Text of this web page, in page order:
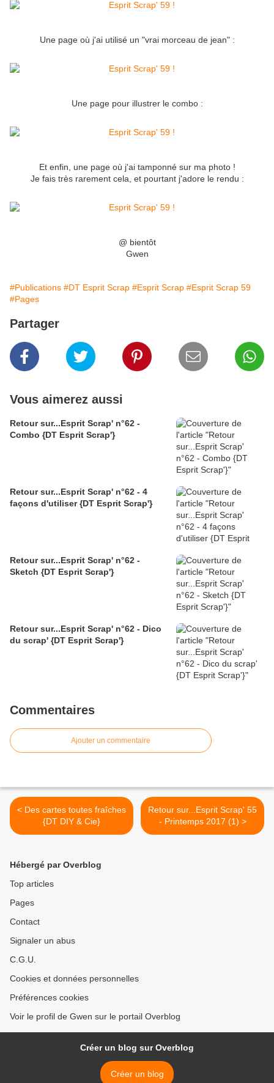
Une page où j'ai utilisé un "vrai morceau de jean" :
Une page pour illustrer le combo :
Et enfin, une page où j'ai tamponné sur ma photo !
Je fais très rarement cela, et pourtant j'adore le rendu :
@ bientôt
Gwen
#Publications #DT Esprit Scrap #Esprit Scrap #Esprit Scrap 59
#Pages
Partager
Vous aimerez aussi
Retour sur...Esprit Scrap' n°62 -
Combo {DT Esprit Scrap'}
Retour sur...Esprit Scrap' n°62 - 4
façons d'utiliser {DT Esprit Scrap'}
Retour sur...Esprit Scrap' n°62 -
Sketch {DT Esprit Scrap'}
Retour sur...Esprit Scrap' n°62 - Dico
du scrap' {DT Esprit Scrap'}
Commentaires
Ajouter un commentaire
< Des cartes toutes fraîches
{DT DIY & Cie}
Retour sur...Esprit Scrap' 55
- Printemps 2017 (1) >
Hébergé par Overblog
Top articles
Pages
Contact
Signaler un abus
C.G.U.
Cookies et données personnelles
Préférences cookies
Voir le profil de Gwen sur le portail Overblog
Créer un blog sur Overblog
Créer un blog